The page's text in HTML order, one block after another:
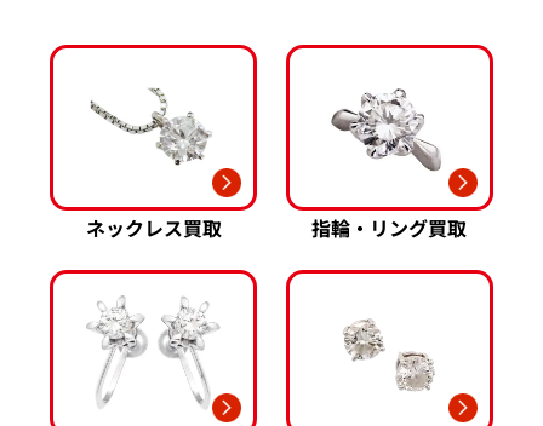
ネックレス買取 指輪・リング買取